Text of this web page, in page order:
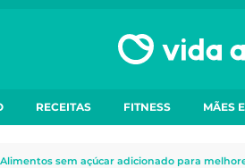
RECEITAS FITNESS MÃES
Alimentos sem açúcar adicionado para